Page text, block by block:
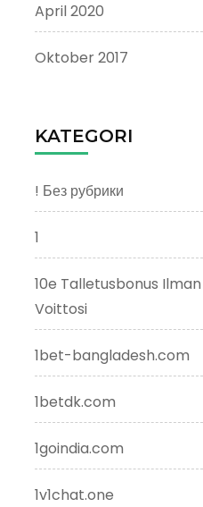
April 2020
Oktober 2017
KATEGORI
! Без рубрики
1
10e Talletusbonus
Voittosi
1bet-bangladesh.com
1betdk.com
1goindia.com
1v1chat.one